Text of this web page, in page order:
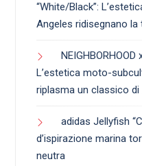
“White/Black”:
Angeles ridisegnano la
L’estetica moto-
riplasma un classico di
adidas Jellyfish
d’ispirazione marina
neutra